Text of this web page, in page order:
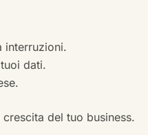
interruzioni.
dati.
del tuo business.